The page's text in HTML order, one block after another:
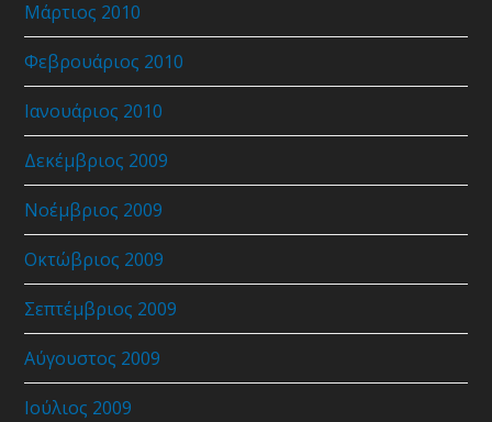
Μάρτιος 2010
Φεβρουάριος 2010
Ιανουάριος 2010
Δεκέμβριος 2009
Νοέμβριος 2009
Οκτώβριος 2009
Σεπτέμβριος 2009
Αύγουστος 2009
Ιούλιος 2009